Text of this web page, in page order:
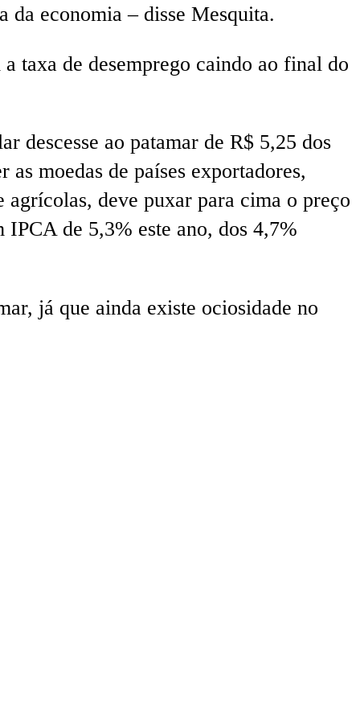
economia – disse Mesquita.
taxa de desemprego caindo ao final do
descesse ao patamar de R$ 5,25 dos
moedas de países exportadores,
agrícolas, deve puxar para cima o preço
de 5,3% este ano, dos 4,7%
já que ainda existe ociosidade no